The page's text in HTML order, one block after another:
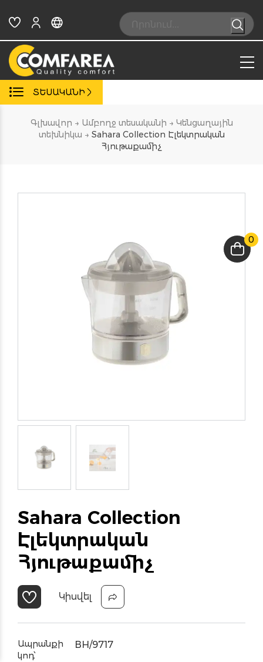
content
Search:
0
ՏԵՍԱԿԱՆԻ
Գլխավոր → Ամբողջ տեսականի → Կենցաղային
տեխնիկա → Sahara Collection Էլեկտրական
Հյութաքամիչ
Sahara Collection
Էլեկտրական
Հյութաքամիչ
Կիսվել
Ապրանքի
կոդ՝
BH/9717